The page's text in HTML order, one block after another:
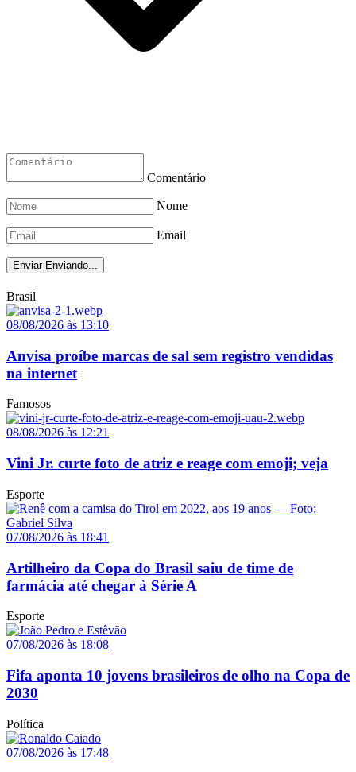
Comentário
Nome
Email
Enviar Enviando...
Brasil
08/08/2026 às 13:10
Anvisa proíbe marcas de sal sem registro vendidas
na internet
Famosos
08/08/2026 às 12:21
Vini Jr. curte foto de atriz e reage com emoji; veja
Esporte
07/08/2026 às 18:41
Artilheiro da Copa do Brasil saiu de time de
farmácia até chegar à Série A
Esporte
07/08/2026 às 18:08
Fifa aponta 10 jovens brasileiros de olho na Copa de
2030
Política
07/08/2026 às 17:48